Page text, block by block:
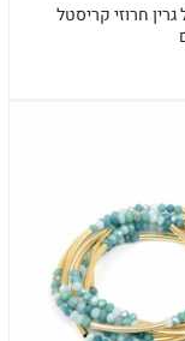
גרין חרוזי קריסטל